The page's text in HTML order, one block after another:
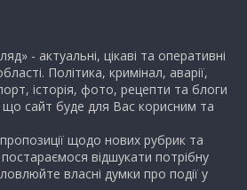
- актуальні, цікаві та оперативні
Політика, кримінал, аварії,
історія, фото, рецепти та блоги
сайт буде для Вас корисним та
щодо нових рубрик та
відшукати потрібну
власні думки про події у